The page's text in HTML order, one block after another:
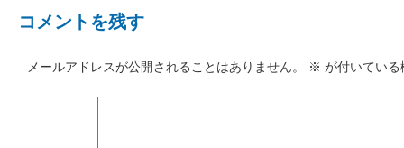
コメントを残す
メールアドレスが公開されることはありません。 ※ が付いてい